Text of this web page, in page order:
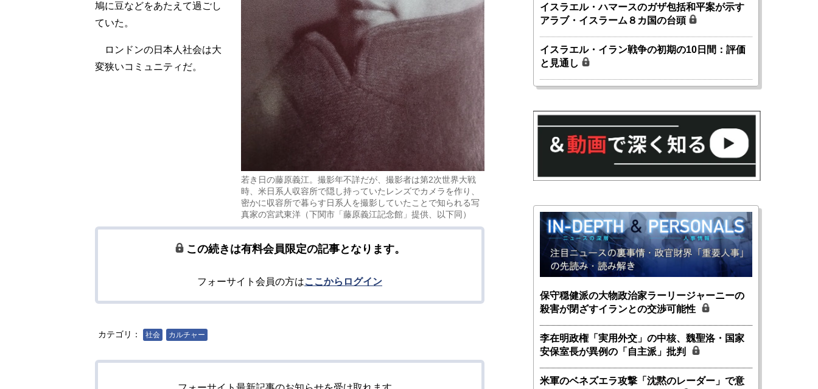
若き日の藤原義江。撮影年不詳だが、撮影者は第2次世界大戦
時、米日系人収容所で隠し持っていたレンズでカメラを作り、
密かに収容所で暮らす日系人を撮影していたことで知られる写
真家の宮武東洋（下関市「藤原義江記念館」提供、以下同）
鳩に豆などをあたえて過ごし
ていた。
ロンドンの日本人社会は大
変狭いコミュニティだ。
この続きは有料会員限定の記事となります。
フォーサイト会員の方はここからログイン
カテゴリ： 社会 カルチャー
イスラエル・ハマースのガザ包括和平案が示す
アラブ・イスラーム８カ国の台頭
イスラエル・イラン戦争の初期の10日間：評価
と見通し
保守穏健派の大物政治家ラーリージャーニーの
殺害が閉ざすイランとの交渉可能性
李在明政権「実用外交」の中核、魏聖洛・国家
安保室長が異例の「自主派」批判
米軍のベネズエラ攻撃「沈黙のレーダー」で意